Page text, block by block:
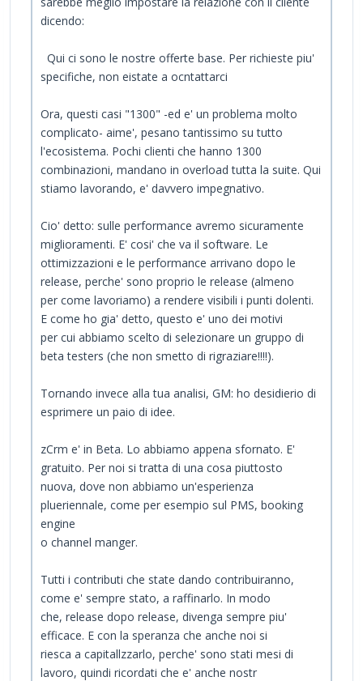
dicendo:
Qui ci sono le nostre offerte base. Per richieste piu'
specifiche, non eistate a ocntattarci
Ora, questi casi "1300" -ed e' un problema molto
complicato- aime', pesano tantissimo su tutto
l'ecosistema. Pochi clienti che hanno 1300
combinazioni, mandano in overload tutta la suite. Qui
stiamo lavorando, e' davvero impegnativo.
Cio' detto: sulle performance avremo sicuramente
miglioramenti. E' cosi' che va il software. Le
ottimizzazioni e le performance arrivano dopo le
release, perche' sono proprio le release (almeno
per come lavoriamo) a rendere visibili i punti dolenti.
E come ho gia' detto, questo e' uno dei motivi
per cui abbiamo scelto di selezionare un gruppo di
beta testers (che non smetto di rigraziare!!!!).
Tornando invece alla tua analisi, GM: ho desidierio di
esprimere un paio di idee.
zCrm e' in Beta. Lo abbiamo appena sfornato. E'
gratuito. Per noi si tratta di una cosa piuttosto
nuova, dove non abbiamo un'esperienza
plueriennale, come per esempio sul PMS, booking
engine
o channel manger.
Tutti i contributi che state dando contribuiranno,
come e' sempre stato, a raffinarlo. In modo
che, release dopo release, divenga sempre piu'
efficace. E con la speranza che anche noi si
riesca a capitallzzarlo, perche' sono stati mesi di
lavoro, quindi ricordati che e' anche nostr